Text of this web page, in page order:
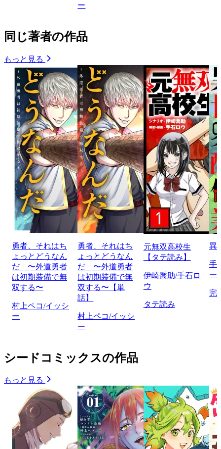
ー
同じ著者の作品
もっと見る
勇者、それはち
ょっとどうなん
だ 〜外道勇者
は初期装備で無
双する〜
村上ペコ/イッシ
ー
勇者、それはち
ょっとどうなん
だ 〜外道勇者
は初期装備で無
双する〜【単
話】
村上ペコ/イッシ
ー
元無双高校生
【タテ読み】
伊崎喬助/手石ロ
ウ
タテ読み
異
手
ー
完
シードコミックスの作品
もっと見る